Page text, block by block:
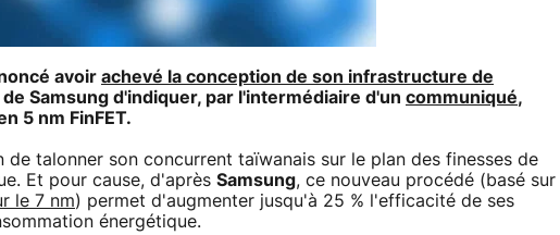
avoir achevé la conception de son infrastructure de
Samsung d'indiquer, par l'intermédiaire d'un communiqué,
5 nm FinFET.
talonner son concurrent taïwanais sur le plan des finesses de
Et pour cause, d'après Samsung, ce nouveau procédé (basé sur
le 7 nm) permet d'augmenter jusqu'à 25 % l'efficacité de ses
énergétique.